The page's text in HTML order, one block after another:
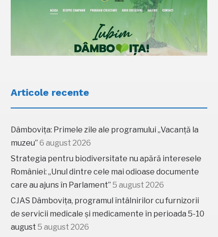
Articole recente
Dâmbovița: Primele zile ale programului „Vacanță la
muzeu” 6 august 2026
Strategia pentru biodiversitate nu apără interesele
României: „Unul dintre cele mai odioase documente
care au ajuns în Parlament” 5 august 2026
CJAS Dâmbovița, programul întâlnirilor cu furnizorii
de servicii medicale și medicamente în perioada 5-10
august 5 august 2026